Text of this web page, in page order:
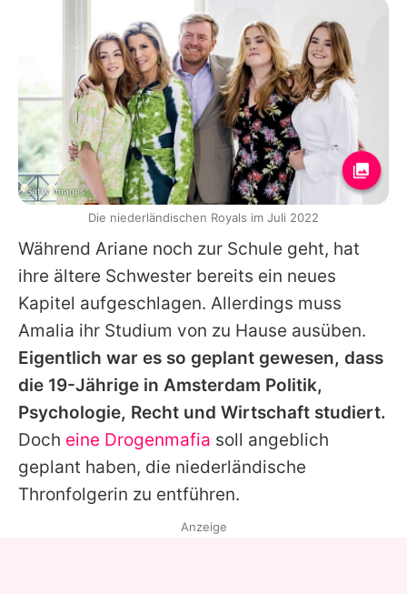
Während Ariane noch zur Schule geht, hat
ihre ältere Schwester bereits ein neues
Kapitel aufgeschlagen. Allerdings muss
Amalia ihr Studium von zu Hause ausüben.
Eigentlich war es so geplant gewesen, dass
die 19-Jährige in Amsterdam Politik,
Psychologie, Recht und Wirtschaft studiert.
Doch eine Drogenmafia soll angeblich
geplant haben, die niederländische
Thronfolgerin zu entführen.
Getty Images
Die niederländischen Royals im Juli 2022
Anzeige